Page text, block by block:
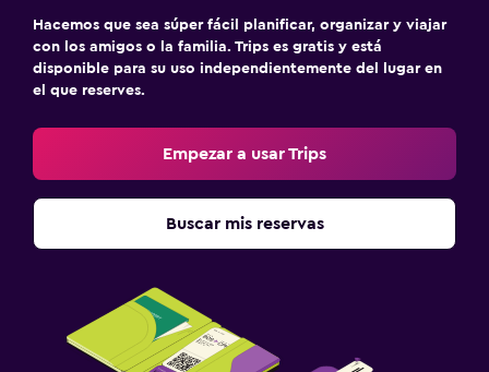
Hacemos que sea súper fácil planificar, organizar y viajar
con los amigos o la familia. Trips es gratis y está
disponible para su uso independientemente del lugar en
el que reserves.
Empezar a usar Trips
Buscar mis reservas